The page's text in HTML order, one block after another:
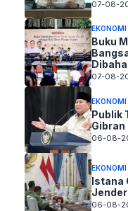
07-08-
EKONOMI
Buku
07-08-
EKONOMI
Publik
Gibran
06-08-
EKONOMI
Istana
06-08-